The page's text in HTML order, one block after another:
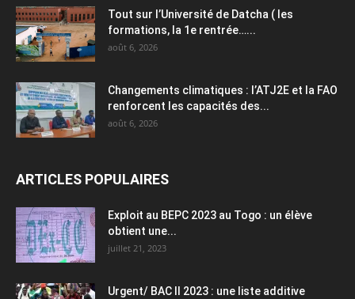
Tout sur l’Université de Datcha ( les
formations, la 1e rentrée…...
août 6, 2026
Changements climatiques : l’ATJ2E et la FAO
renforcent les capacités des...
août 6, 2026
ARTICLES POPULAIRES
Exploit au BEPC 2023 au Togo : un élève
obtient une...
juillet 21, 2023
Urgent/ BAC II 2023 : une liste additive